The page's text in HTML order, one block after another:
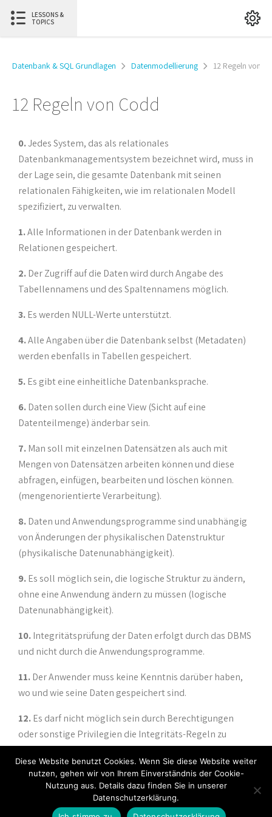
LESSONS &
TOPICS
Datenbank & SQL Grundlagen Datenmodellierung 12 Regeln von
12 Regeln von Codd
0.Jedes System, das als relationales
Datenbankmanagementsystem bezeichnet wird, muss in
der Lage sein, die gesamte Datenbank mit seinen
relationalen Fähigkeiten, wie im relationalen Modell
spezifiziert, zu verwalten.
1.Alle Informationen in der Datenbank werden in
Relationen gespeichert.
2.Der Zugriff auf die Daten wird durch Angabe des
Tabellennamens und des Spaltennamens möglich.
3.Es werden NULL-Werte unterstützt.
4.Alle Angaben über die Datenbank selbst (Metadaten)
werden ebenfalls in Tabellen gespeichert.
5.Es gibt eine einheitliche Datenbanksprache.
6.Daten sollen durch eine View (Sicht auf eine
Datenteilmenge) änderbar sein.
7.Man soll mit einzelnen Datensätzen als auch mit
Mengen von Datensätzen arbeiten können und diese
abfragen, einfügen, bearbeiten und löschen können.
(mengenorientierte Verarbeitung).
8.Daten und Anwendungsprogramme sind unabhängig
von Änderungen der physikalischen Datenstruktur
(physikalische Datenunabhängigkeit).
9.Es soll möglich sein, die logische Struktur zu ändern,
ohne eine Anwendung ändern zu müssen (logische
Datenunabhängigkeit).
10.Integritätsprüfung der Daten erfolgt durch das DBMS
und nicht durch die Anwendungsprogramme.
11.Der Anwender muss keine Kenntnis darüber haben,
wo und wie seine Daten gespeichert sind.
12.Es darf nicht möglich sein durch Berechtigungen
oder sonstige Privilegien die Integritäts-Regeln zu
unterwandern.
Diese Website benutzt Cookies. Wenn Sie diese Website weiter
nutzen, gehen wir von Ihrem Einverständnis der Cookie-
Nutzung aus. Details dazu finden Sie in unserer
Datenschutzerklärung.